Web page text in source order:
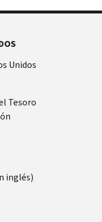
Unidos
Tesoro
inglés)